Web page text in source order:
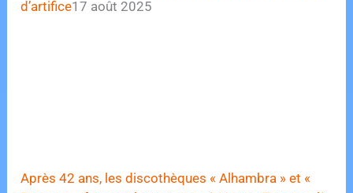
d’artifice17 août 2025
Après 42 ans, les discothèques « Alhambra » et «